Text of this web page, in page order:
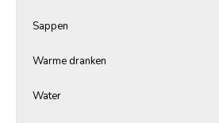
Sappen
Warme dranken
Water